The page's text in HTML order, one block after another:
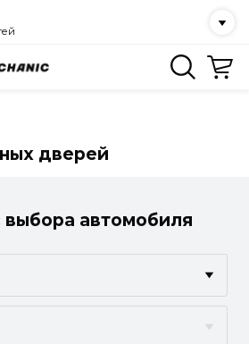
дверей
выбора автомобиля